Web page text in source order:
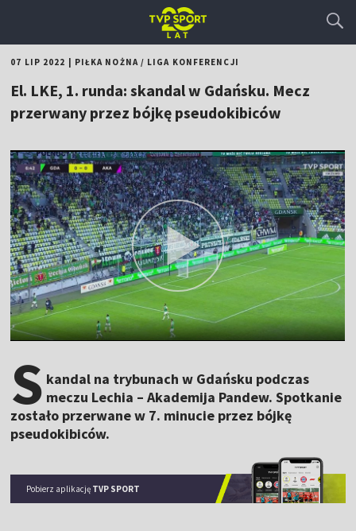
07 LIP 2022 PIŁKA NOŻNA/ LIGA KONFERENCJI
El. LKE, 1. runda: skandal w Gdańsku. Mecz
przerwany przez bójkę pseudokibiców
S kandal na trybunach w Gdańsku podczas
meczu Lechia – Akademija Pandew. Spotkanie
zostało przerwane w 7. minucie przez bójkę
pseudokibiców.
Pobierz aplikację TVP SPORT